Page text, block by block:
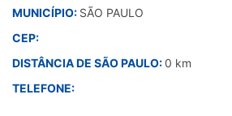
MUNICÍPIO: SÃO PAULO
CEP:
DISTÂNCIA DE SÃO PAULO:0 km
TELEFONE: